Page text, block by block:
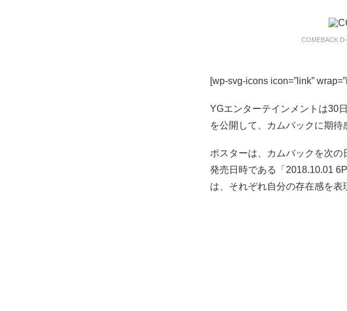
COMEBACK
[wp-svg-icons icon=”link”
YGエンターテインメントは30
を公開して、カムバックに期待
ポスターは、カムバックを次の
発売日時である「2018.10.01
は、それぞれ自分の存在感を表